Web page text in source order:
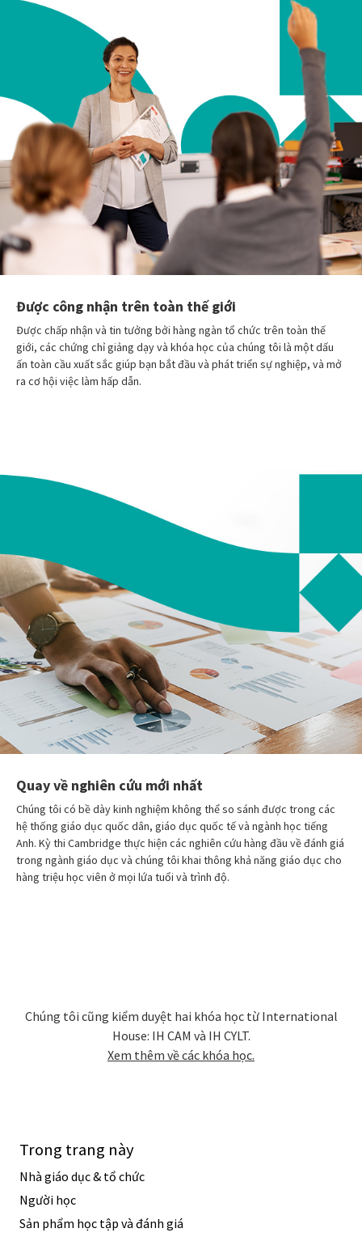
Được công nhận trên toàn thế giới
Được chấp nhận và tin tưởng bởi hàng ngàn tổ chức trên toàn thế
giới, các chứng chỉ giảng dạy và khóa học của chúng tôi là một dấu
ấn toàn cầu xuất sắc giúp bạn bắt đầu và phát triển sự nghiệp, và mở
ra cơ hội việc làm hấp dẫn.
Quay về nghiên cứu mới nhất
Chúng tôi có bề dày kinh nghiệm không thể so sánh được trong các
hệ thống giáo dục quốc dân, giáo dục quốc tế và ngành học tiếng
Anh. Kỳ thi Cambridge thực hiện các nghiên cứu hàng đầu về đánh giá
trong ngành giáo dục và chúng tôi khai thông khả năng giáo dục cho
hàng triệu học viên ở mọi lứa tuổi và trình độ.
Chúng tôi cũng kiểm duyệt hai khóa học từ International
House: IH CAM và IH CYLT.
Xem thêm về các khóa học.
Trong trang này
Nhà giáo dục & tổ chức
Người học
Sản phẩm học tập và đánh giá